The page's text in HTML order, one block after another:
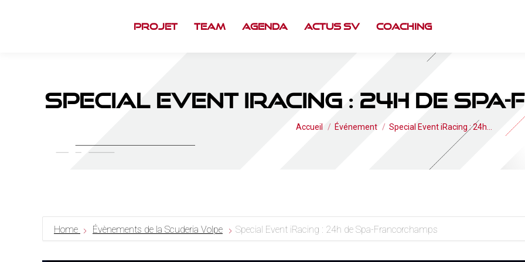
Projet Team Agenda Actus SV Coaching
Special Event iRacing : 24h de
Vous êtes ici :
Accueil Événement Special Event iRacing : 24h…
Home Évènements de la Scuderia Volpe Special Event iRacing : 24h de Spa-Francorchamps